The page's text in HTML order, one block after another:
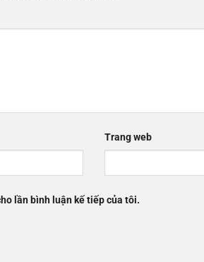
Trang web
lần bình luận kế tiếp của tôi.